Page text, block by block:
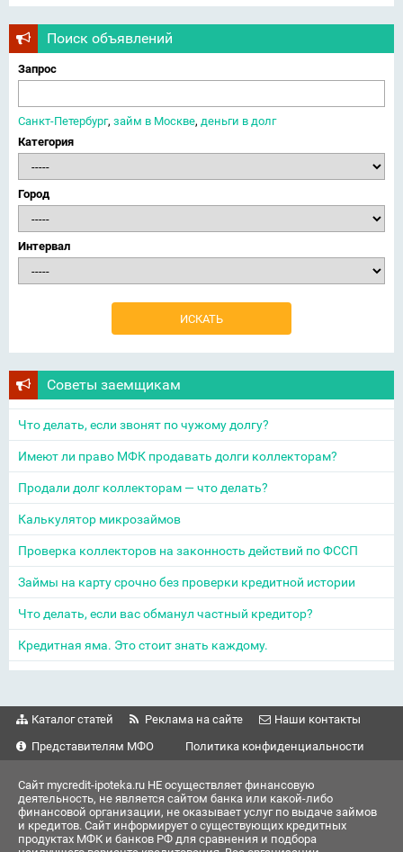
Поиск объявлений
Запрос
Санкт-Петербург, займ в Москве, деньги в долг
Категория
Город
Интервал
Советы заемщикам
Что делать, если звонят по чужому долгу?
Имеют ли право МФК продавать долги коллекторам?
Продали долг коллекторам — что делать?
Калькулятор микрозаймов
Проверка коллекторов на законность действий по ФССП
Займы на карту срочно без проверки кредитной истории
Что делать, если вас обманул частный кредитор?
Кредитная яма. Это стоит знать каждому.
Каталог статей Реклама на сайте
Наши контакты
Представителям МФО
Политика конфиденциальности
Сайт mycredit-ipoteka.ru НЕ осуществляет финансовую
деятельность, не является сайтом банка или какой-либо
финансовой организации, не оказывает услуг по выдаче займов
и кредитов. Сайт информирует о существующих кредитных
продуктах МФК и банков РФ для сравнения и подбора